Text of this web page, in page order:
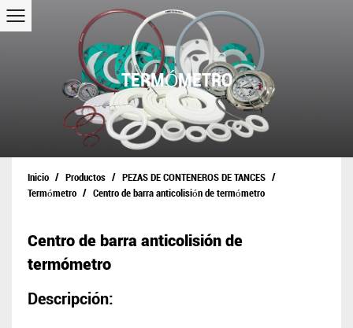
TERMÓMETRO
Inicio / Productos / PEZAS DE CONTENEROS DE TANCES /
Termómetro / Centro de barra anticolisión de termómetro
Centro de barra anticolisión de
termómetro
Descripción: